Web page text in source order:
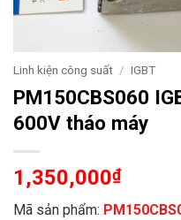
Linh kiện công suất / IGBT
PM150CBS060
600V tháo máy
1,350,000₫
Mã sản phẩm: